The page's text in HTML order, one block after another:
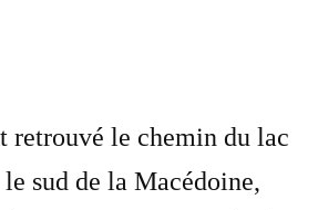
retrouvé le chemin du lac
sud de la Macédoine,